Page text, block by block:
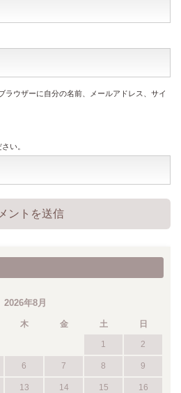
ラウザーに自分の名前、メールアドレス、サイ
い。
2026年8月
木 金 土 日
1 2
6 7 8 9
13 14 15 16